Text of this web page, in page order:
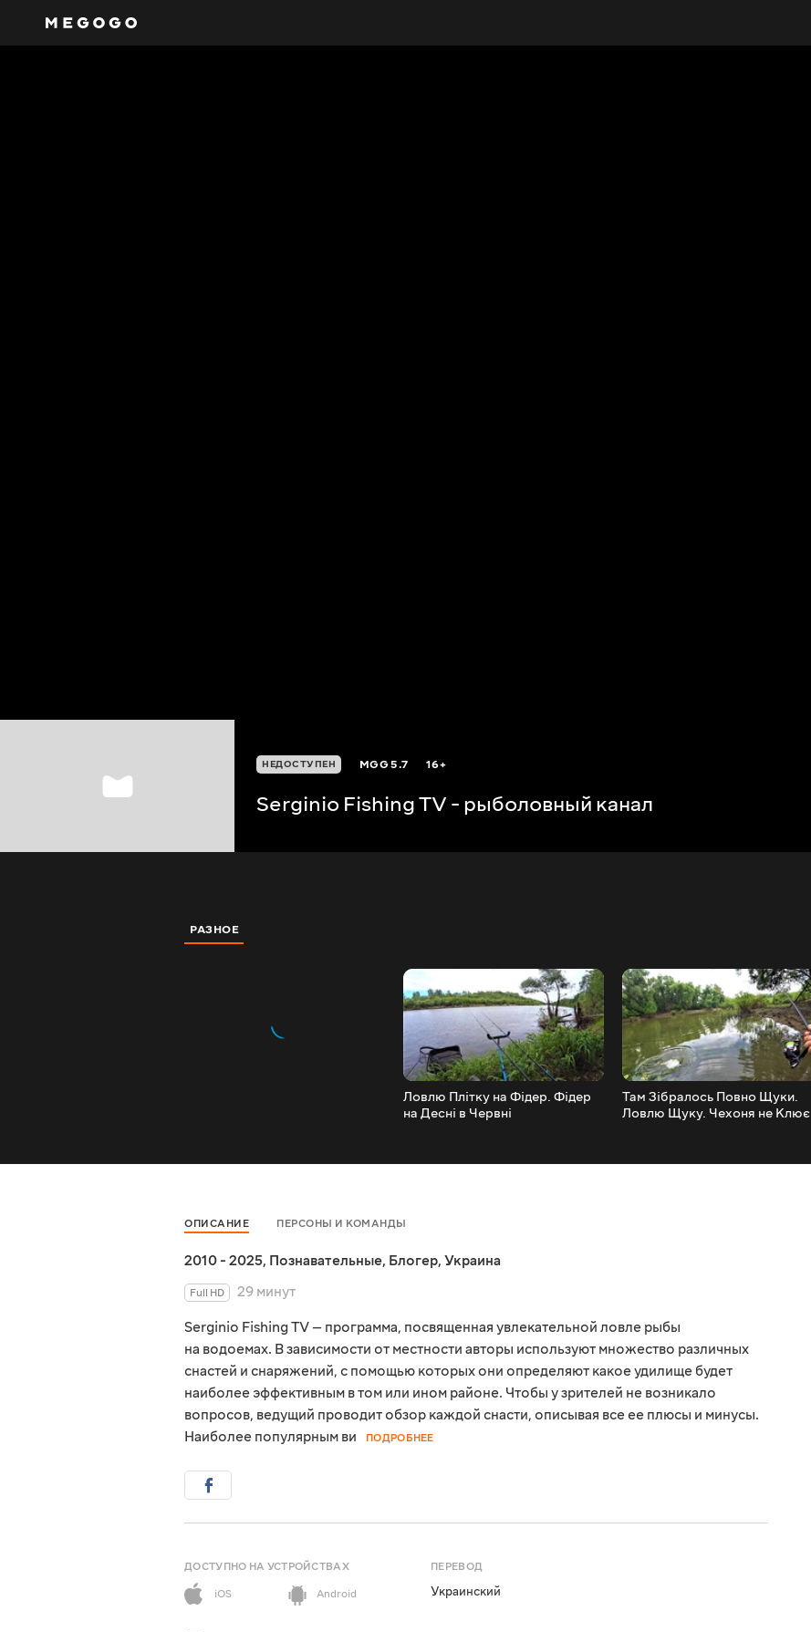
НЕДОСТУПЕН MGG5.7 16+
Serginio Fishing TV - рыболовный канал
РАЗНОЕ
Ловлю Плітку на Фідер. Фідер
на Десні в Червні
Там Зібралось Повно Щуки.
Ловлю Щуку. Чехоня не Клює
ОПИСАНИЕ ПЕРСОНЫ И КОМАНДЫ
2010 - 2025, Познавательные, Блогер, Украина
Full HD
29 минут
Serginio Fishing TV — программа, посвященная увлекательной ловле рыбы
на водоемах. В зависимости от местности авторы используют множество различных
снастей и снаряжений, с помощью которых они определяют какое удилище будет
наиболее эффективным в том или ином районе. Чтобы у зрителей не возникало
вопросов, ведущий проводит обзор каждой снасти, описывая все ее плюсы и минусы.
Наиболее популярным ви
ПОДРОБНЕЕ
ДОСТУПНО НА УСТРОЙСТВАХ
iOS
Android
ПЕРЕВОД
Украинский